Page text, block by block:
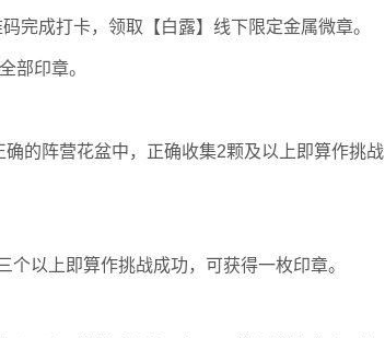
成打卡，领取【白露】线下限定金属微章。
部印章。
的阵营花盆中，正确收集2颗及以上即算作挑战
以上即算作挑战成功，可获得一枚印章。